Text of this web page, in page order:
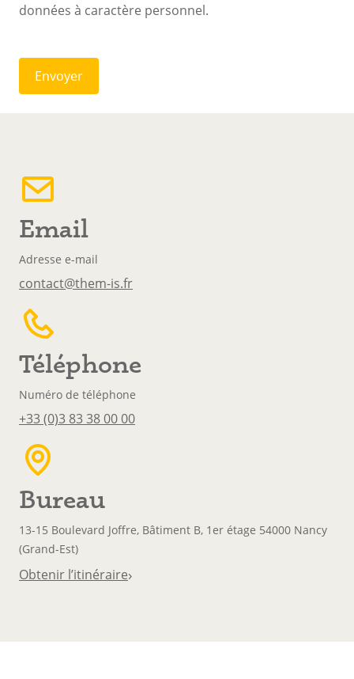
données à caractère personnel.
vide
Email
Adresse e-mail
contact@them-is.fr
Téléphone
Numéro de téléphone
+33 (0)3 83 38 00 00
Bureau
13-15 Boulevard Joffre, Bâtiment B, 1er étage 54000 Nancy
(Grand-Est)
Obtenir l’itinéraire›